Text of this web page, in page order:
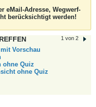
eMail-Adresse, Wegwerf-
berücksichtigt werden!
1 von 2
Vorschau
ohne Quiz
ohne Quiz